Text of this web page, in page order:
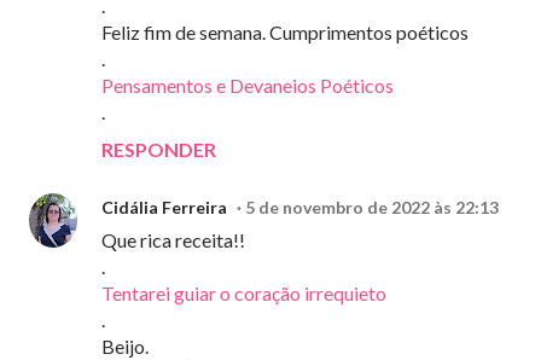
.
Feliz fim de semana. Cumprimentos poéticos
.
Pensamentos e Devaneios Poéticos
.
RESPONDER
Cidália Ferreira 5 de novembro de 2022 às 22:13
Que rica receita!!
.
Tentarei guiar o coração irrequieto
.
Beijo.